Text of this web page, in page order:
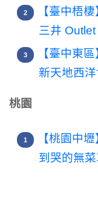
【臺中梧
三井 Outlet
【臺中東
新天地西
桃園
【桃園中
到哭的無